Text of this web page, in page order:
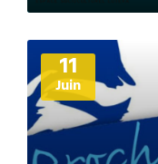
11
Juin
Plus
d'informations